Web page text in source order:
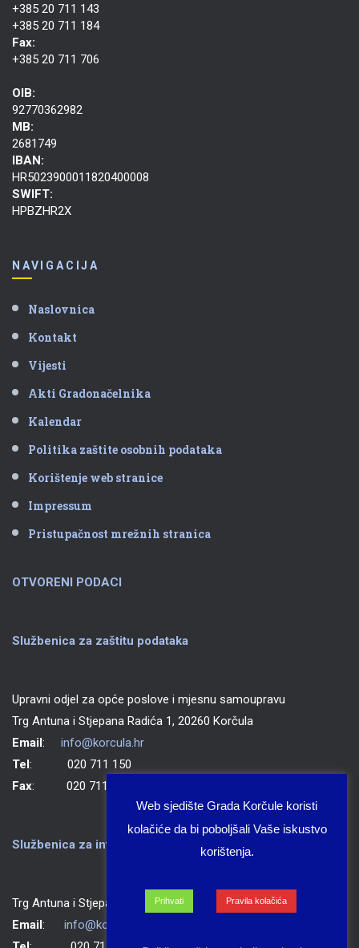
+385 20 711 143
+385 20 711 184
Fax:
+385 20 711 706
OIB:
92770362982
MB:
2681749
IBAN:
HR5023900011820400008
SWIFT:
HPBZHR2X
NAVIGACIJA
Naslovnica
Kontakt
Vijesti
Akti Gradonačelnika
Kalendar
Politika zaštite osobnih podataka
Korištenje web stranice
Impressum
Pristupačnost mrežnih stranica
OTVORENI PODACI
Službenica za zaštitu podataka
Upravni odjel za opće poslove i mjesnu samoupravu
Trg Antuna i Stjepana Radića 1, 20260 Korčula
Email: info@korcula.hr
Tel: 020 711 150
Fax: 020 711 702
Službenica za informiranje Grada Korčule
Trg Antuna i Stjepana Radića 1, 20260 Korčula
Email: info@korcula.hr
Web sjedište Grada Korčule koristi
kolačiće da bi poboljšali Vaše iskustvo
korištenja.
Prihvati Pravila kolačića